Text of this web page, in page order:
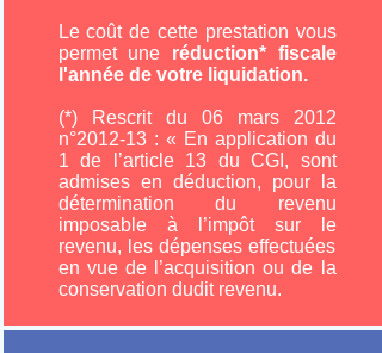
Le coût de cette prestation vous
permet une réduction* fiscale
l'année de votre liquidation.
(*) Rescrit du 06 mars 2012
n°2012-13 : « En application du
1 de l’article 13 du CGI, sont
admises en déduction, pour la
détermination du revenu
imposable à l’impôt sur le
revenu, les dépenses effectuées
en vue de l’acquisition ou de la
conservation dudit revenu.